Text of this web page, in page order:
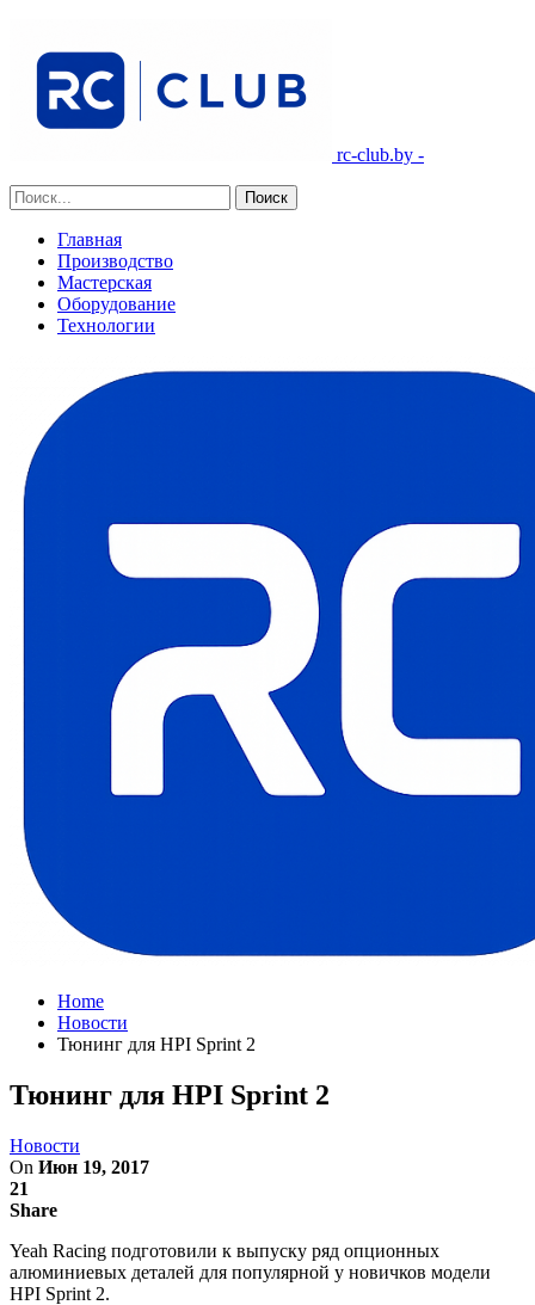
rc-club.by -
Главная
Производство
Мастерская
Оборудование
Технологии
Home
Новости
Тюнинг для HPI Sprint 2
Тюнинг для HPI Sprint 2
Новости
On Июн 19, 2017
21
Share
Yeah Racing подготовили к выпуску ряд опционных
алюминиевых деталей для популярной у новичков модели
HPI Sprint 2.